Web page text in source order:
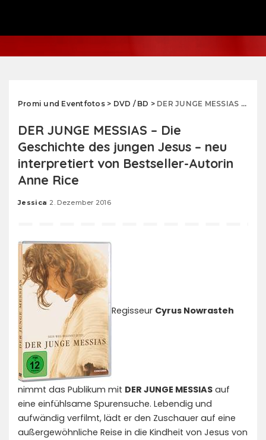
Promi und Eventfotos> DVD / BD > DER JUNGE MESSIAS – Die Geschichte des jungen Jesus – neu interpretiert von Bestseller-Autorin Anne Rice
DER JUNGE MESSIAS – Die
Geschichte des jungen Jesus – neu
interpretiert von Bestseller-Autorin
Anne Rice
Posted
Jessica 2. Dezember 2016
Regisseur Cyrus Nowrasteh
nimmt das Publikum mit DER JUNGE MESSIAS auf
eine einfühlsame Spurensuche. Lebendig und
aufwändig verfilmt, lädt er den Zuschauer auf eine
außergewöhnliche Reise in die Kindheit von Jesus von